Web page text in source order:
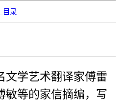
目录
学艺术翻译家傅雷
敏等的家信摘编，写